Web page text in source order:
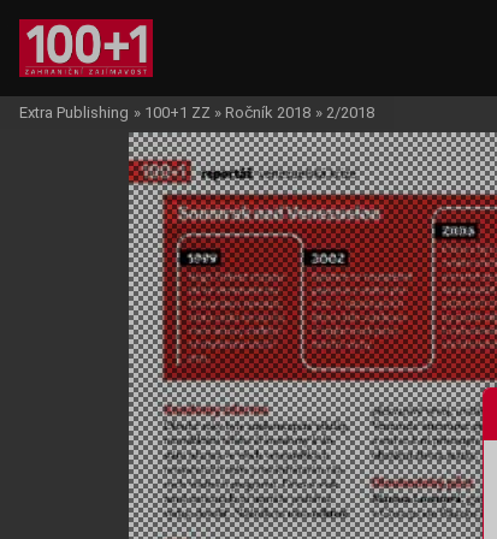
Extra Publishing » 100+1 ZZ » Ročník 2018 » 2/2018